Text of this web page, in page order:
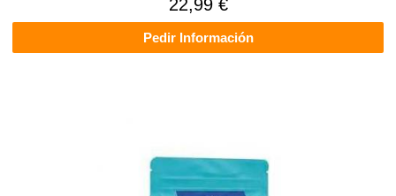
22,99 €
Pedir Información